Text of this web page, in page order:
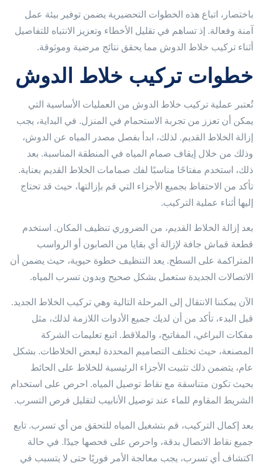
باختصار، اتباع هذه الخطوات التحضيرية يضمن توفير بيئة عمل
آمنة وفعالة. إذ تساهم في تقليل الأخطاء وتعزيز الانتباه للتفاصيل
أثناء تركيب خلاط الدوش مما يحقق نتائج مرضية وموثوقة.
خطوات تركيب خلاط الدوش
تُعتبر عملية تركيب خلاط الدوش من العمليات الأساسية التي
يمكن أن تعزز من تجربة الاستحمام في المنزل. في البداية، يجب
إزالة الخلاط القديم. لذلك، ابدأ بفصل مصدر المياه عن الدوش،
وذلك من خلال إيقاف صمام المياه في المنطقة المناسبة. بعد
ذلك، استخدم مفتاحًا مناسبًا لفك صمامات الخلاط القديم بعناية.
تأكد من الاحتفاظ بجميع الأجزاء التي قم بإزالتها، حيث قد تحتاج
إليها أثناء عملية التركيب.
بعد إزالة الخلاط القديم، من الضروري تنظيف المكان. استخدم
قطعة قماش جافة لإزالة أي بقايا من الصابون أو الرواسب
المتراكمة على السطح. يعد التنظيف خطوة حيوية، حيث يضمن أن
الاتصالات الجديدة ستعمل بشكل صحيح وبدون تسرب المياه.
الآن يمكننا الانتقال إلى المرحلة التالية وهي تركيب الخلاط الجديد.
قبل البدء، تأكد من أن لديك جميع الأدوات اللازمة لذلك، مثل
مفكات البراغي، المفاتيح، والملاقط. اتبع تعليمات الشركة
المصنعة، حيث تختلف التصاميم المحددة لبعض الخلاطات. بشكل
عام، يتضمن ذلك تثبيت الأجزاء الرئيسية للخلاط على الحائط
بحيث تكون متناسقة مع نقاط توصيل المياه. احرص على استخدام
الشريط المقاوم للماء عند توصيل الأنابيب لتقليل فرص التسرب.
بعد إكمال التركيب، قم بتشغيل المياه للتحقق من أي تسرب. تابع
جميع نقاط الاتصال بدقة، واحرص على فحصها جيدًا. في حالة
اكتشاف أي تسرب، يجب معالجة الأمر فوريًا حتى لا يتسبب في